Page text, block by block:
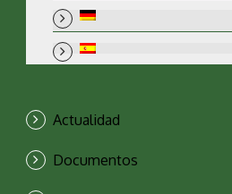
Actualidad
Documentos